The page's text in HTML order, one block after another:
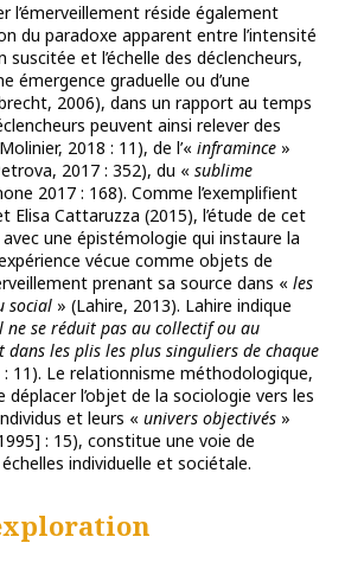
l’émerveillement réside également
du paradoxe apparent entre l’intensité
suscitée et l’échelle des déclencheurs,
émergence graduelle ou d’une
2006), dans un rapport au temps
peuvent ainsi relever des
2018 : 11), de l’« inframince »
2017 : 352), du « sublime
2017 : 168). Comme l’exemplifient
Elisa Cattaruzza (2015), l’étude de cet
une épistémologie qui instaure la
vécue comme objets de
prenant sa source dans « les
social » (Lahire, 2013). Lahire indique
ne se réduit pas au collectif ou au
les plis les plus singuliers de chaque
: 11). Le relationnisme méthodologique,
l’objet de la sociologie vers les
et leurs « univers objectivés »
: 15), constitue une voie de
individuelle et sociétale.